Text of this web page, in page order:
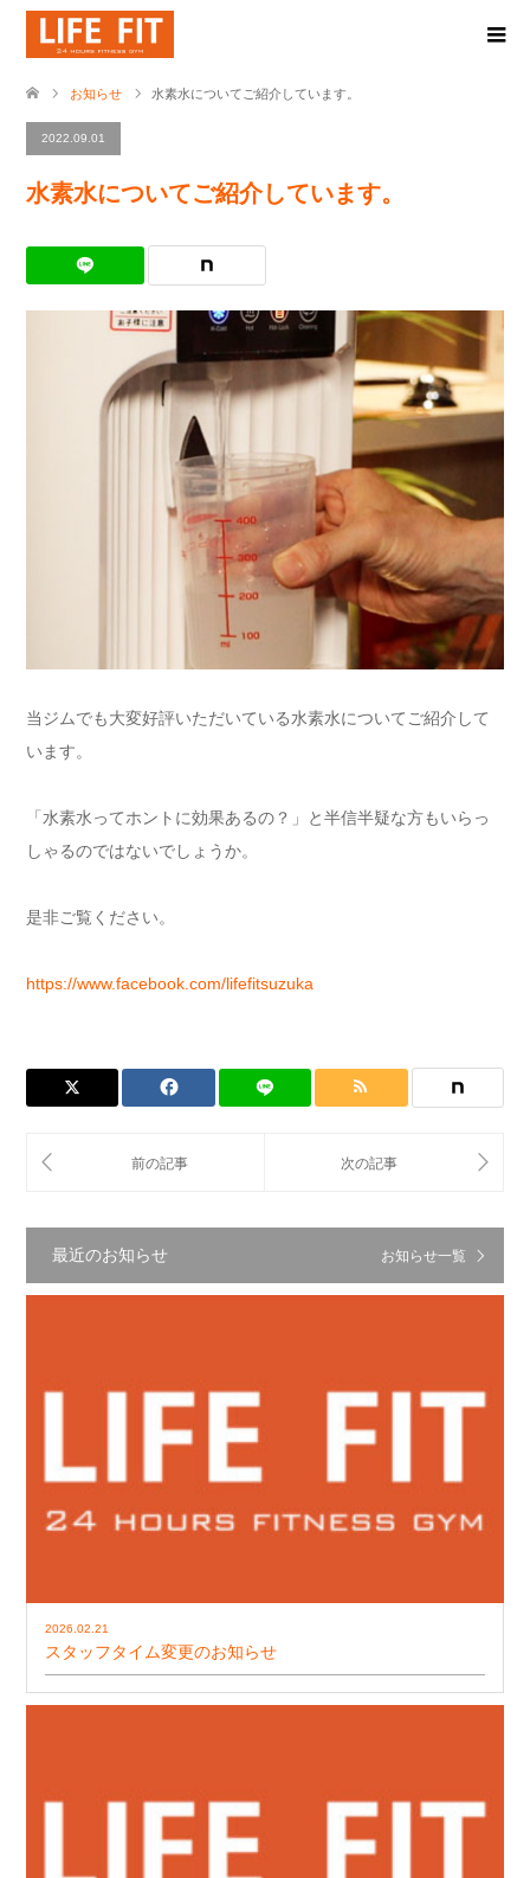
お知らせ 水素水についてご紹介しています。
2022.09.01
水素水についてご紹介しています。
当ジムでも大変好評いただいている水素水についてご紹介して
います。
「水素水ってホントに効果あるの？」と半信半疑な方もいらっ
しゃるのではないでしょうか。
是非ご覧ください。
https://www.facebook.com/lifefitsuzuka
最近のお知らせ お知らせ一覧
2026.02.21
スタッフタイム変更のお知らせ